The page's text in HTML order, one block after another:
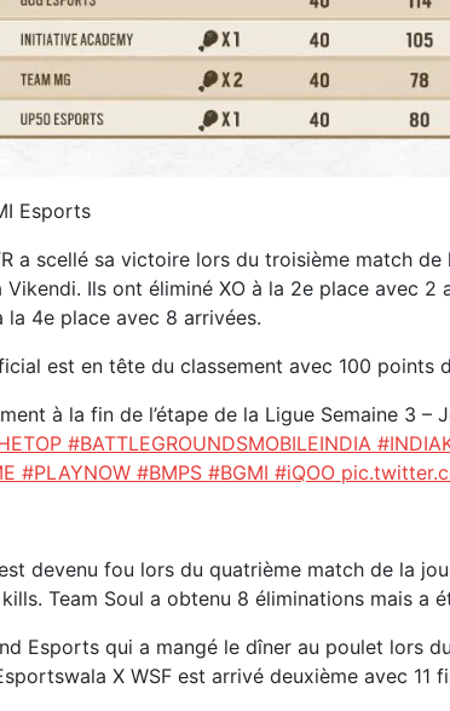
Esports
a scellé sa victoire lors du troisième match
Vikendi. Ils ont éliminé XO à la 2e place avec
la 4e place avec 8 arrivées.
est en tête du classement avec 100 points
à la fin de l’étape de la Ligue Semaine 3 –
#BATTLEGROUNDSMOBILEINDIA
#PLAYNOW #BMPS #BGMI #iQOO
devenu fou lors du quatrième match de la
Team Soul a obtenu 8 éliminations mais a
Esports qui a mangé le dîner au poulet lors
X WSF est arrivé deuxième avec 11